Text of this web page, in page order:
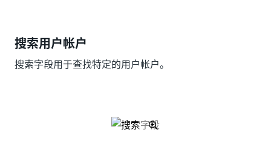
搜索用户帐户
搜索字段用于查找特定的用户帐户。